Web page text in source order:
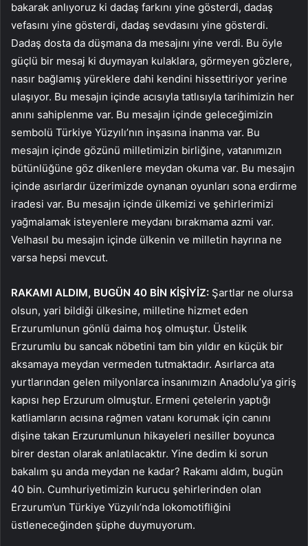
bakarak anlıyoruz ki dadaş farkını yine gösterdi, dadaş
vefasını yine gösterdi, dadaş sevdasını yine gösterdi.
Dadaş dosta da düşmana da mesajını yine verdi. Bu öyle
güçlü bir mesaj ki duymayan kulaklara, görmeyen gözlere,
nasır bağlamış yüreklere dahi kendini hissettiriyor yerine
ulaşıyor. Bu mesajın içinde acısıyla tatlısıyla tarihimizin her
anını sahiplenme var. Bu mesajın içinde geleceğimizin
sembolü Türkiye Yüzyılı’nın inşasına inanma var. Bu
mesajın içinde gözünü milletimizin birliğine, vatanımızın
bütünlüğüne göz dikenlere meydan okuma var. Bu mesajın
içinde asırlardır üzerimizde oynanan oyunları sona erdirme
iradesi var. Bu mesajın içinde ülkemizi ve şehirlerimizi
yağmalamak isteyenlere meydanı bırakmama azmi var.
Velhasıl bu mesajın içinde ülkenin ve milletin hayrına ne
varsa hepsi mevcut.
RAKAMI ALDIM, BUGÜN 40 BİN KİŞİYİZ: Şartlar ne olursa
olsun, yari bildiği ülkesine, milletine hizmet eden
Erzurumlunun gönlü daima hoş olmuştur. Üstelik
Erzurumlu bu sancak nöbetini tam bin yıldır en küçük bir
aksamaya meydan vermeden tutmaktadır. Asırlarca ata
yurtlarından gelen milyonlarca insanımızın Anadolu’ya giriş
kapısı hep Erzurum olmuştur. Ermeni çetelerin yaptığı
katliamların acısına rağmen vatanı korumak için canını
dişine takan Erzurumlunun hikayeleri nesiller boyunca
birer destan olarak anlatılacaktır. Yine dedim ki sorun
bakalım şu anda meydan ne kadar? Rakamı aldım, bugün
40 bin. Cumhuriyetimizin kurucu şehirlerinden olan
Erzurum’un Türkiye Yüzyılı’nda lokomotifliğini
üstleneceğinden şüphe duymuyorum.